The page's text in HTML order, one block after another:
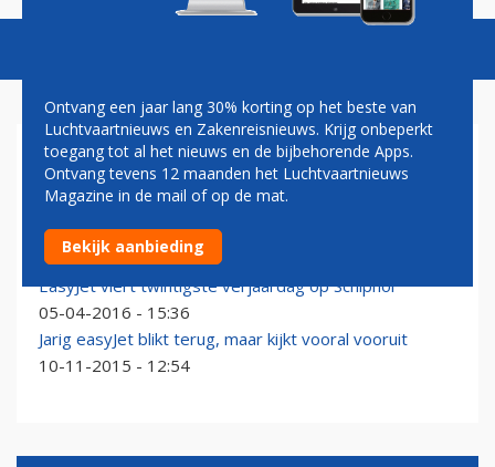
VERJAARDAG
British Airways viert dubieuze 100ste verjaardag
22-01-2019 - 12:22
EasyJet viert twintigste verjaardag op Schiphol
05-04-2016 - 15:36
Jarig easyJet blikt terug, maar kijkt vooral vooruit
10-11-2015 - 12:54
Ontvang een jaar lang 30% korting op het beste van
Luchtvaartnieuws en Zakenreisnieuws. Krijg onbeperkt
toegang tot al het nieuws en de bijbehorende Apps.
Ontvang tevens 12 maanden het Luchtvaartnieuws
Magazine in de mail of op de mat.
Bekijk aanbieding